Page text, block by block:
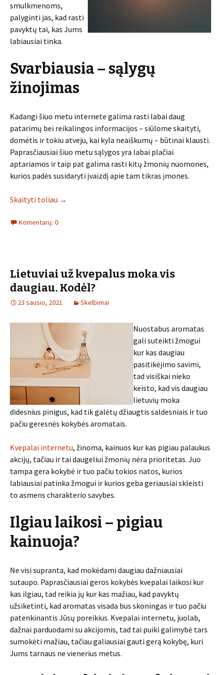
smulkmenoms,
palyginti jas, kad rasti
pavyktų tai, kas Jums
labiausiai tinka.
Svarbiausia – sąlygų
žinojimas
Kadangi šiuo metu internete galima rasti labai daug
patarimų bei reikalingos informacijos – siūlome skaityti,
domėtis ir tokiu atveju, kai kyla neaiškumų – būtinai klausti.
Paprasčiausiai šiuo metu sąlygos yra labai plačiai
aptariamos ir taip pat galima rasti kitų žmonių nuomones,
kurios padės susidaryti įvaizdį apie tam tikras įmones.
Skaityti toliau →
Komentarų: 0
Lietuviai už kvepalus moka vis
daugiau. Kodėl?
23 sausio, 2021 Skelbimai
Nuostabus aromatas
gali suteikti žmogui
kur kas daugiau
pasitikėjimo savimi,
tad visiškai nieko
keisto, kad vis daugiau
lietuvių moka
didesnius pinigus, kad tik galėtų džiaugtis saldesniais ir tuo
pačiu geresnės kokybės aromatais.
Kvepalai internetu, žinoma, kainuos kur kas pigiau palaukus
akcijų, tačiau ir tai daugeliui žmonių nėra prioritetas. Juo
tampa gera kokybė ir tuo pačiu tokios natos, kurios
labiausiai patinka žmogui ir kurios geba geriausiai skleisti
to asmens charakterio savybes.
Ilgiau laikosi – pigiau
kainuoja?
Ne visi supranta, kad mokėdami daugiau dažniausiai
sutaupo. Paprasčiausiai geros kokybės kvepalai laikosi kur
kas ilgiau, tad reikia jų kur kas mažiau, kad pavyktų
užsiketinti, kad aromatas visada bus skoningas ir tuo pačiu
patenkinantis Jūsų poreikius. Kvepalai internetu, juolab,
dažnai parduodami su akcijomis, tad tai puiki galimybė tars
sumokėti mažiau, tačiau galiausiai gauti gerą kokybę, kuri
Jums tarnaus ne vienerius metus.